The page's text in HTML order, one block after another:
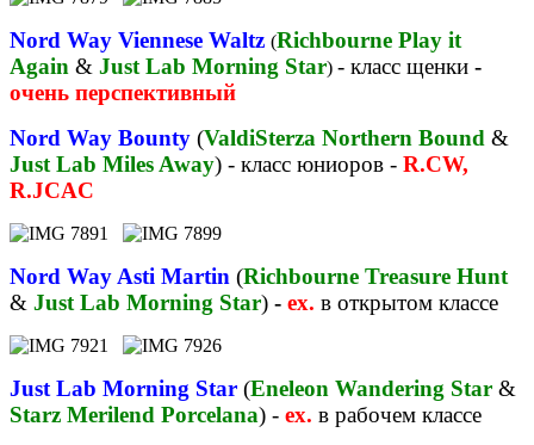
Nord Way Viennese Waltz (Richbourne Play it
Again & Just Lab Morning Star) - класс щенки -
очень перспективный
Nord Way Bounty (ValdiSterza Northern Bound &
Just Lab Miles Away) - класс юниоров - R.CW,
R.JCAC
Nord Way Asti Martin (Richbourne Treasure Hunt
& Just Lab Morning Star) - ex. в открытом классе
Just Lab Morning Star (Eneleon Wandering Star &
Starz Merilend Porcelana) - ex. в рабочем классе